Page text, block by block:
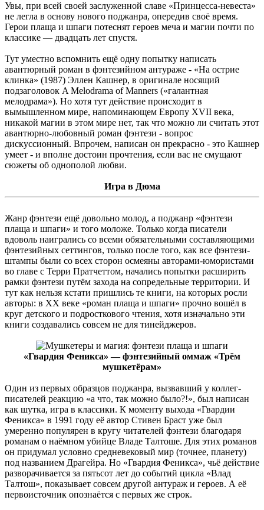
Увы, при всей своей заслуженной славе «Принцесса-невеста»
не легла в основу нового поджанра, опередив своё время.
Герои плаща и шпаги потеснят героев меча и магии почти по
классике — двадцать лет спустя.
Тут уместно вспомнить ещё одну попытку написать
авантюрный роман в фэнтезийном антураже - «На острие
клинка» (1987) Эллен Кашнер, в оригинале носящий
подзаголовок A Melodrama of Manners («галантная
мелодрама»). Но хотя тут действие происходит в
вымышленном мире, напоминающем Европу XVII века,
никакой магии в этом мире нет, так что можно ли считать этот
авантюрно-любовный роман фэнтези - вопрос
дискуссионный. Впрочем, написан он прекрасно - это Кашнер
умеет - и вполне достоин прочтения, если вас не смущают
сюжеты об однополой любви.
Игра в Дюма
Жанр фэнтези ещё довольно молод, а поджанр «фэнтези
плаща и шпаги» и того моложе. Только когда писатели
вдоволь наигрались со всеми обязательными составляющими
фэнтезийных сеттингов, только после того, как все фэнтези-
штампы были со всех сторон осмеяны авторами-юмористами
во главе с Терри Пратчеттом, начались попытки расширить
рамки фэнтези путём захода на сопредельные территории. И
тут как нельзя кстати пришлись те книги, на которых росли
авторы: в XX веке «роман плаща и шпаги» прочно вошёл в
круг детского и подросткового чтения, хотя изначально эти
книги создавались совсем не для тинейджеров.
«Гвардия Феникса» — фэнтезийный оммаж «Трём
мушкетёрам»
Один из первых образцов поджанра, вызвавший у коллег-
писателей реакцию «а что, так можно было?!», был написан
как шутка, игра в классики. К моменту выхода «Гвардии
Феникса» в 1991 году её автор Стивен Браст уже был
умеренно популярен в кругу читателей фэнтези благодаря
романам о наёмном убийце Владе Талтоше. Для этих романов
он придумал условно средневековый мир (точнее, планету)
под названием Драгейра. Но «Гвардия Феникса», чьё действие
разворачивается за пятьсот лет до событий цикла «Влад
Талтош», показывает совсем другой антураж и героев. А её
первоисточник опознаётся с первых же строк.